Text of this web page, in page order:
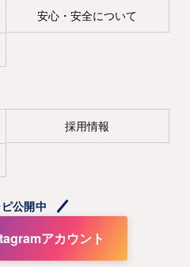
安心・安全について
採用情報
公開中
アカウント